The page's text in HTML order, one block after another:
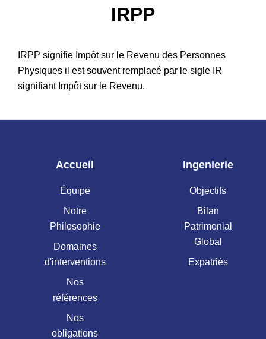
Patrimoine
IRPP
IRPP signifie Impôt sur le Revenu des Personnes
Physiques il est souvent remplacé par le sigle IR
signifiant Impôt sur le Revenu.
Accueil
Équipe
Notre
Philosophie
Domaines
d'interventions
Nos
références
Nos
obligations
Ingenierie
Objectifs
Bilan
Patrimonial
Global
Expatriés